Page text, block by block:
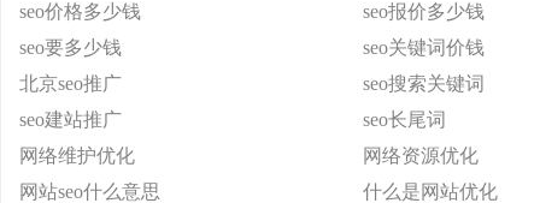
seo价格多少钱
seo报价多少钱
seo要多少钱
seo关键词价钱
北京seo推广
seo搜索关键词
seo建站推广
seo长尾词
网络维护优化
网络资源优化
网站seo什么意思
什么是网站优化